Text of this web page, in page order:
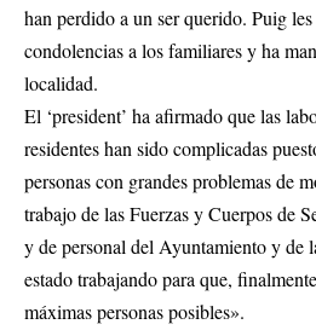
han perdido a un ser querido. Puig
condolencias a los familiares y ha
localidad.
El ‘president’ ha afirmado que las
residentes han sido complicadas
personas con grandes problemas de
trabajo de las Fuerzas y Cuerpos de
y de personal del Ayuntamiento y de
estado trabajando para que,
máximas personas posibles».